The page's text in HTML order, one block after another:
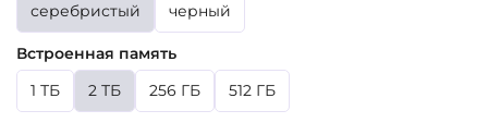
серебристый
черный
Встроенная память
1 ТБ
2 ТБ 256 ГБ 512 ГБ